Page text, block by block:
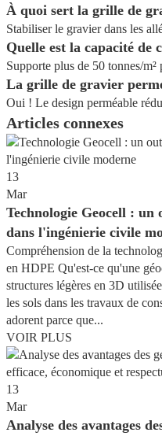
À quoi sert la grille de
Stabiliser le gravier dans les
Quelle est la capacité de
Supporte plus de 50 tonnes/
La grille de gravier
Oui ! Le design perméable
Articles connexes
13
Mar
Technologie Geocell :
dans l'ingénierie civile
Compréhension de la
en HDPE Qu'est-ce qu'une
structures légères en 3D
les sols dans les travaux de
adorent parce que...
VOIR PLUS
13
Mar
Analyse des avantages